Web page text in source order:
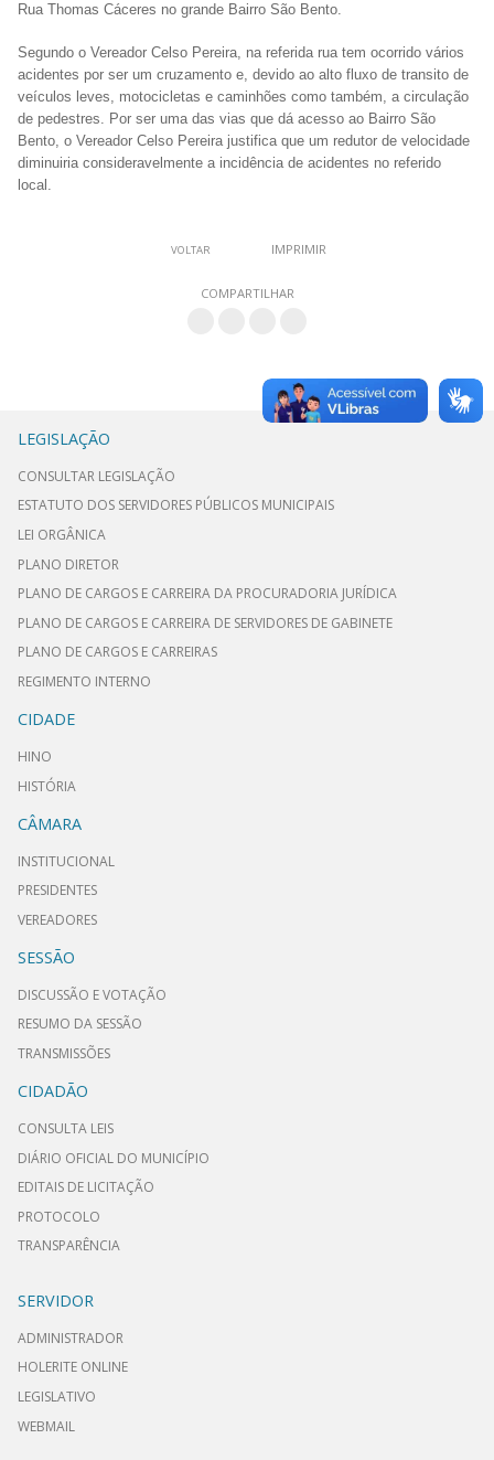
Rua Thomas Cáceres no grande Bairro São Bento.
Segundo o Vereador Celso Pereira, na referida rua tem ocorrido vários
acidentes por ser um cruzamento e, devido ao alto fluxo de transito de
veículos leves, motocicletas e caminhões como também, a circulação
de pedestres. Por ser uma das vias que dá acesso ao Bairro São
Bento, o Vereador Celso Pereira justifica que um redutor de velocidade
diminuiria consideravelmente a incidência de acidentes no referido
local.
VOLTAR IMPRIMIR
COMPARTILHAR
LEGISLAÇÃO
CONSULTAR LEGISLAÇÃO
ESTATUTO DOS SERVIDORES PÚBLICOS MUNICIPAIS
LEI ORGÂNICA
PLANO DIRETOR
PLANO DE CARGOS E CARREIRA DA PROCURADORIA JURÍDICA
PLANO DE CARGOS E CARREIRA DE SERVIDORES DE GABINETE
PLANO DE CARGOS E CARREIRAS
REGIMENTO INTERNO
CIDADE
HINO
HISTÓRIA
CÂMARA
INSTITUCIONAL
PRESIDENTES
VEREADORES
SESSÃO
DISCUSSÃO E VOTAÇÃO
RESUMO DA SESSÃO
TRANSMISSÕES
CIDADÃO
CONSULTA LEIS
DIÁRIO OFICIAL DO MUNICÍPIO
EDITAIS DE LICITAÇÃO
PROTOCOLO
TRANSPARÊNCIA
SERVIDOR
ADMINISTRADOR
HOLERITE ONLINE
LEGISLATIVO
WEBMAIL